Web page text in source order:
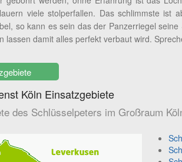
viele stolperfallen. Das schlimmste ist
so kann es sein das der Panzerriegel
lassen damit alles perfekt verbaut wird.
Köln Einsatzgebiete
des Schlüsselpeters im Großraum